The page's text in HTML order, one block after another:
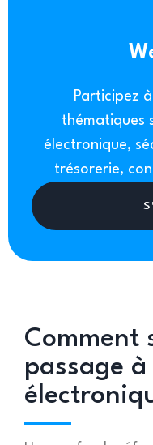
Participez
thématiques
électronique,
trésorerie,
Comment
passage